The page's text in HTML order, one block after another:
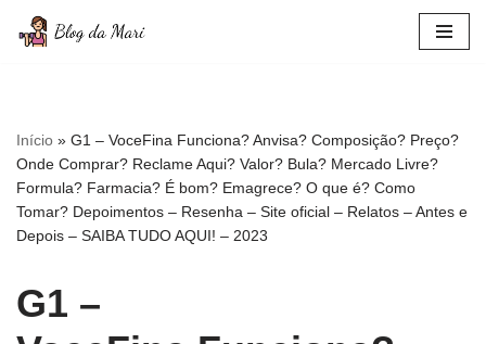
conteúdo
Início » G1 – VoceFina Funciona? Anvisa? Composição? Preço?
Onde Comprar? Reclame Aqui? Valor? Bula? Mercado Livre?
Formula? Farmacia? É bom? Emagrece? O que é? Como
Tomar? Depoimentos – Resenha – Site oficial – Relatos – Antes e
Depois – SAIBA TUDO AQUI! – 2023
G1 –